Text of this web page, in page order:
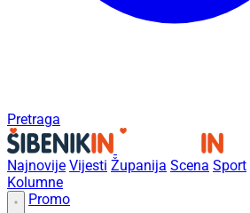
Pretraga
Najnovije Vijesti Županija Scena Sport
Kolumne
Promo